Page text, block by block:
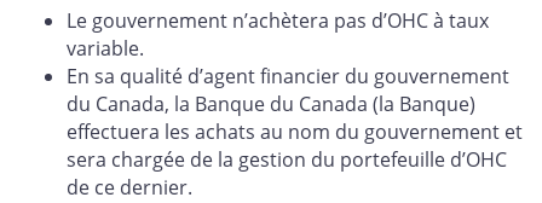
Le gouvernement n’achètera pas d’OHC à taux
variable.
En sa qualité d’agent financier du gouvernement
du Canada, la Banque du Canada (la Banque)
effectuera les achats au nom du gouvernement et
sera chargée de la gestion du portefeuille d’OHC
de ce dernier.